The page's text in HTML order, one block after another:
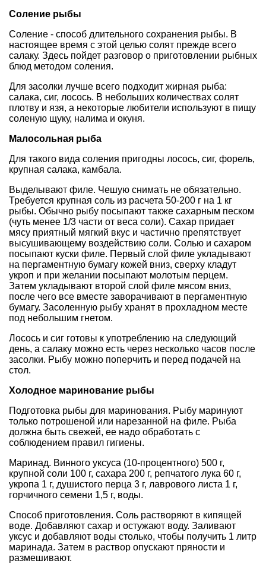
Соление рыбы
Соление - способ длительного сохранения рыбы. В
настоящее время с этой целью солят прежде всего
салаку. Здесь пойдет разговор о приготовлении рыбных
блюд методом соления.
Для засолки лучше всего подходит жирная рыба:
салака, сиг, лосось. В небольших количествах солят
плотву и язя, а некоторые любители используют в пищу
соленую щуку, налима и окуня.
Малосольная рыба
Для такого вида соления пригодны лосось, сиг, форель,
крупная салака, камбала.
Выделывают филе. Чешую снимать не обязательно.
Требуется крупная соль из расчета 50-200 г на 1 кг
рыбы. Обычно рыбу посыпают также сахарным песком
(чуть менее 1/3 части от веса соли). Сахар придает
мясу приятный мягкий вкус и частично препятствует
высушивающему воздействию соли. Солью и сахаром
посыпают куски филе. Первый слой филе укладывают
на пергаментную бумагу кожей вниз, сверху кладут
укроп и при желании посыпают молотым перцем.
Затем укладывают второй слой филе мясом вниз,
после чего все вместе заворачивают в пергаментную
бумагу. Засоленную рыбу хранят в прохладном месте
под небольшим гнетом.
Лосось и сиг готовы к употреблению на следующий
день, а салаку можно есть через несколько часов после
засолки. Рыбу можно поперчить и перед подачей на
стол.
Холодное маринование рыбы
Подготовка рыбы для маринования. Рыбу маринуют
только потрошеной или нарезанной на филе. Рыба
должна быть свежей, ее надо обработать с
соблюдением правил гигиены.
Маринад. Винного уксуса (10-процентного) 500 г,
крупной соли 100 г, сахара 200 г, репчатого лука 60 г,
укропа 1 г, душистого перца 3 г, лаврового листа 1 г,
горчичного семени 1,5 г, воды.
Способ приготовления. Соль растворяют в кипящей
воде. Добавляют сахар и остужают воду. Заливают
уксус и добавляют воды столько, чтобы получить 1 литр
маринада. Затем в раствор опускают пряности и
размешивают.